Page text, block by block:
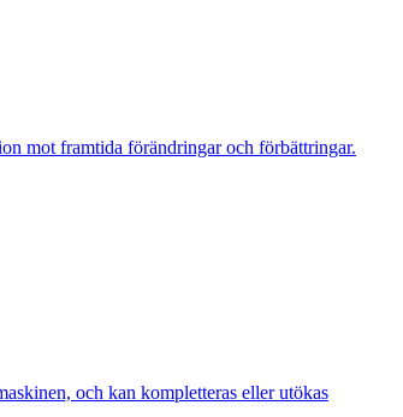
mot framtida förändringar och förbättringar.
och kan kompletteras eller utökas